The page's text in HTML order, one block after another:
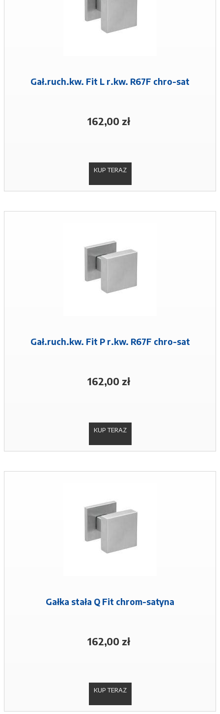
Gał.ruch.kw. Fit L r.kw. R67F chro-sat
162,00 zł
KUP TERAZ
Gał.ruch.kw. Fit P r.kw. R67F chro-sat
162,00 zł
KUP TERAZ
Gałka stała Q Fit chrom-satyna
162,00 zł
KUP TERAZ